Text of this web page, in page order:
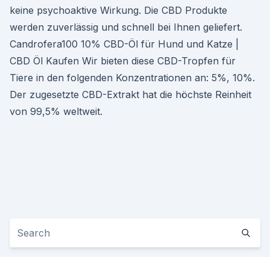
keine psychoaktive Wirkung. Die CBD Produkte
werden zuverlässig und schnell bei Ihnen geliefert.
Candrofera100 10% CBD-Öl für Hund und Katze |
CBD Öl Kaufen Wir bieten diese CBD-Tropfen für
Tiere in den folgenden Konzentrationen an: 5%, 10%.
Der zugesetzte CBD-Extrakt hat die höchste Reinheit
von 99,5% weltweit.